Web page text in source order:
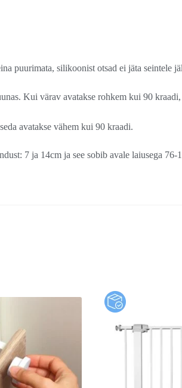
puurimata, silikoonist otsad ei jäta seintele
Kui värav avatakse rohkem kui 90 kraadi,
avatakse vähem kui 90 kraadi.
7 ja 14cm ja see sobib avale laiusega 76-